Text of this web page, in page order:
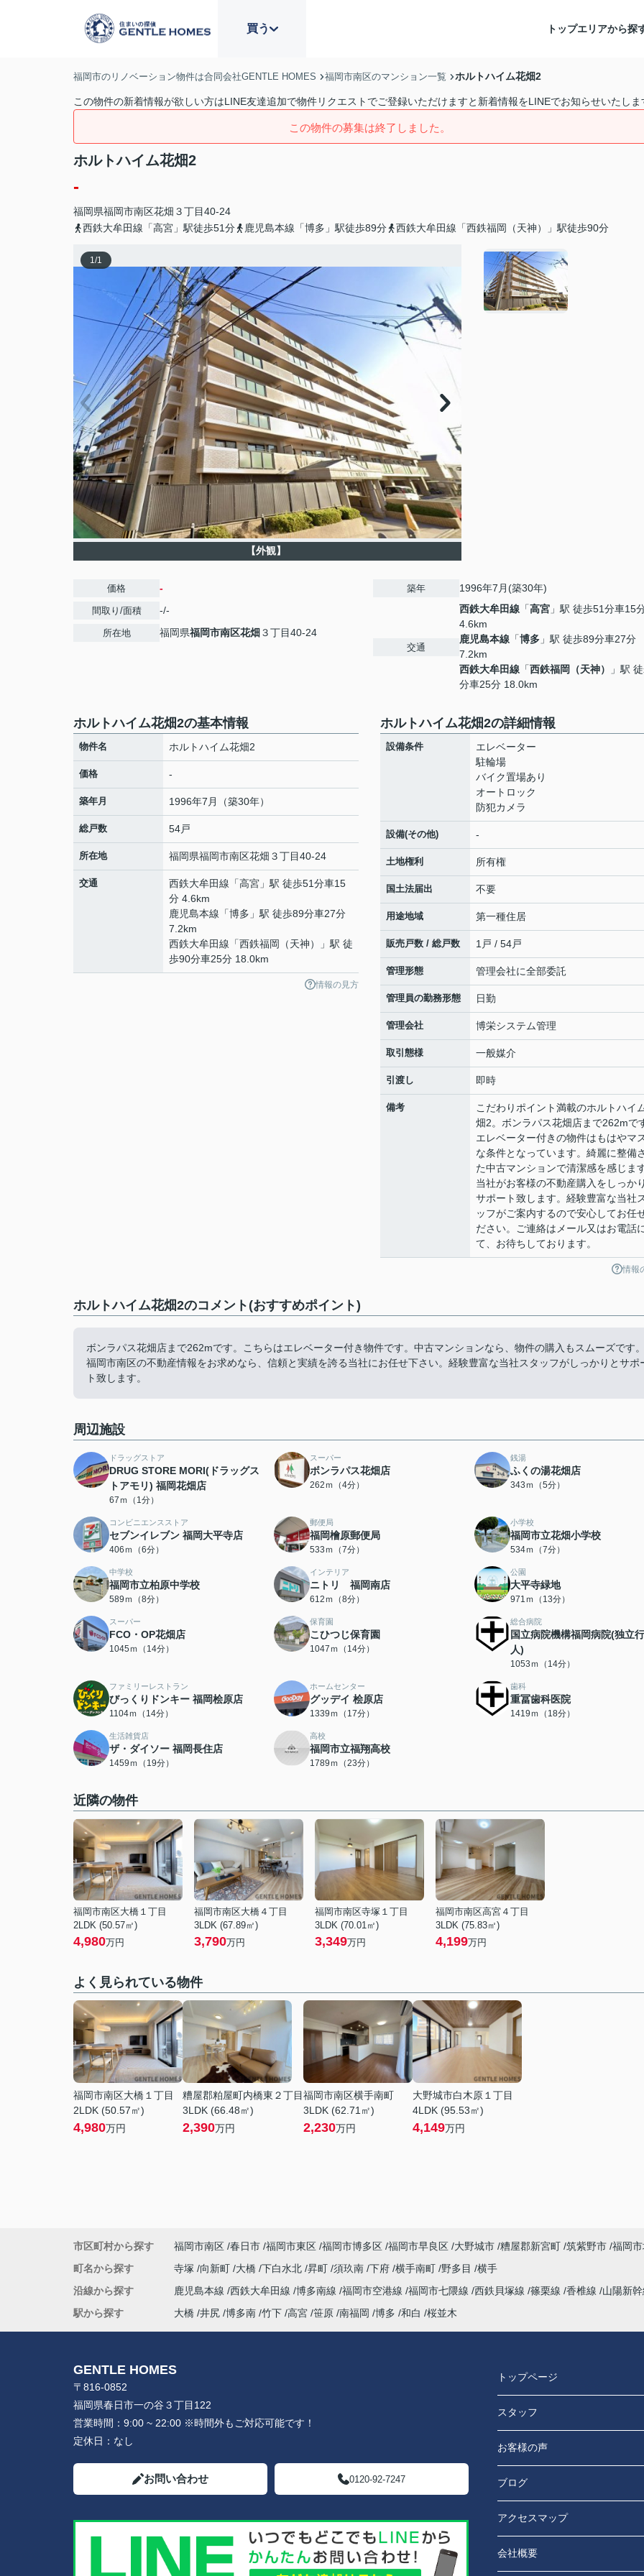
買う トップエリアから探
福岡市のリノベーション物件は合同会社GENTLE HOMES 福岡市南区のマンション一覧 ホルトハイム花畑2
この物件の新着情報が欲しい方はLINE友達追加で物件リクエストでご登録いただけますと新着情報をLINEでお知らせいたしま
この物件の募集は終了しました。
ホルトハイム花畑2
-
福岡県福岡市南区花畑 ３丁目40-24
西鉄大牟田線「高宮」駅徒歩51分
鹿児島本線「博多」駅徒歩89分 西鉄大牟田線「西鉄福岡（天神）」駅徒歩90分
1/1
【外観】
価格 -
間取り/面積 -/-
所在地 福岡県福岡市南区花畑 ３丁目40-24
築年 1996年7月(築30年)
交通
西鉄大牟田線 「高宮 」駅 徒歩51分車15
4.6km
鹿児島本線 「博多 」駅 徒歩89分車27分
7.2km
西鉄大牟田線 「西鉄福岡（天神）
」駅
分車25分 18.0km
ホルトハイム花畑2の基本情報
物件名 ホルトハイム花畑2
価格 -
築年月 1996年7月（築30年）
総戸数 54戸
所在地 福岡県福岡市南区花畑 ３丁目40-24
交通 西鉄大牟田線 「高宮 」駅 徒歩51分車15
分 4.6km
鹿児島本線 「博多 」駅 徒歩89分車27分
7.2km
西鉄大牟田線 「西鉄福岡（天神）
」駅 徒
歩90分車25分 18.0km
情報の見方
ホルトハイム花畑2の詳細情報
設備条件
エレベーター
駐輪場
バイク置場あり
オートロック
防犯カメラ
設備(その他) -
土地権利 所有権
国土法届出 不要
用途地域 第一種住居
販売戸数 / 総戸数 1戸 / 54戸
管理形態 管理会社に全部委託
管理員の勤務形態 日勤
管理会社 博栄システム管理
取引態様 一般媒介
引渡し 即時
備考
こだわりポイント満載のホルトハイ
畑2。ボンラパス花畑店まで262mで
エレベーター付きの物件はもはやマ
な条件となっています。綺麗に整備
た中古マンションで清潔感を感じま
当社がお客様の不動産購入をしっか
サポート致します。経験豊富な当社
ッフがご案内するので安心してお任
ださい。ご連絡はメール又はお電話
て、お待ちしております。
情報
ホルトハイム花畑2のコメント(おすすめポイント)
ボンラパス花畑店まで262mです。こちらはエレベーター付き物件です。中古マンションなら、物件の購入もスムーズです
福岡市南区の不動産情報をお求めなら、信頼と実績を誇る当社にお任せ下さい。経験豊富な当社スタッフがしっかりとサポ
ト致します。
周辺施設
ドラッグストア
DRUG STORE MORI(ドラッグス
トアモリ) 福岡花畑店
67ｍ（1分）
スーパー
ボンラパス花畑店
262ｍ（4分）
銭湯
ふくの湯花畑店
343ｍ（5分）
コンビニエンスストア
セブンイレブン 福岡大平寺店
406ｍ（6分）
郵便局
福岡檜原郵便局
533ｍ（7分）
小学校
福岡市立花畑小学校
534ｍ（7分）
中学校
福岡市立柏原中学校
589ｍ（8分）
インテリア
ニトリ 福岡南店
612ｍ（8分）
公園
大平寺緑地
971ｍ（13分）
スーパー
FCO・OP花畑店
1045ｍ（14分）
保育園
こひつじ保育園
1047ｍ（14分）
総合病院
国立病院機構福岡病院(独立
人)
1053ｍ（14分）
ファミリーレストラン
びっくりドンキー 福岡桧原店
1104ｍ（14分）
ホームセンター
グッデイ 桧原店
1339ｍ（17分）
歯科
重冨歯科医院
1419ｍ（18分）
生活雑貨店
ザ・ダイソー 福岡長住店
1459ｍ（19分）
高校
福岡市立福翔高校
1789ｍ（23分）
近隣の物件
福岡市南区大橋１丁目
2LDK (50.57㎡)
4,980万円
福岡市南区大橋４丁目
3LDK (67.89㎡)
3,790万円
福岡市南区寺塚１丁目
3LDK (70.01㎡)
3,349万円
福岡市南区高宮４丁目
3LDK (75.83㎡)
4,199万円
よく見られている物件
福岡市南区大橋１丁目
2LDK (50.57㎡)
4,980万円
糟屋郡粕屋町内橋東２丁目
3LDK (66.48㎡)
2,390万円
福岡市南区横手南町
3LDK (62.71㎡)
2,230万円
大野城市白木原１丁目
4LDK (95.53㎡)
4,149万円
市区町村から探す 福岡市南区 春日市 福岡市東区 福岡市博多区 福岡市早良区 大野城市 糟屋郡新宮町 筑紫野市 福岡
町名から探す
寺塚 向新町 大橋 下白水北 昇町 須玖南 下府 横手南町 野多目
横手
沿線から探す
鹿児島本線 西鉄大牟田線 博多南線 福岡市空港線 福岡市七隈線 西鉄貝塚線 篠栗線 香椎線
山陽新
駅から探す
大橋 井尻 博多南 竹下 高宮 笹原 南福岡 博多 和白 桜並木
GENTLE HOMES
〒816-0852
福岡県春日市一の谷３丁目122
営業時間： 9:00 ~ 22:00 ※時間外もご対応可能です！
定休日： なし
お問い合わせ 0120-92-7247
トップページ
スタッフ
お客様の声
ブログ
アクセスマップ
会社概要